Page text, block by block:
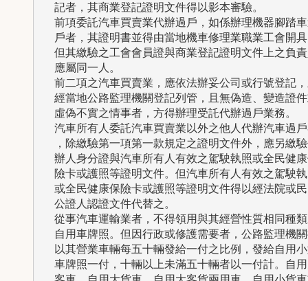
  記者，其商業登記證明文件得以影本審驗。
前項委託汽車買賣業代辦過戶，如係辦理機器腳踏
戶者，其證明書並得由當地機車修理業職業工會開
但其繳驗之工會會員證與商業登記證明文件上之負
  應屬同一人。
前二項之汽車買賣業，應依法辦妥公司或行號登記
經當地公路監理機關登記列管，且無偽造、變造證
  虛偽不實之情事者，方得辦理受託代辦過戶業務。
汽車所有人委託汽車買賣業以外之他人代辦汽車過
，除繳驗第一項第一款規定之證明文件外，應另繳
辦人身分證與汽車所有人有效之駕駛執照或全民健
險卡或護照等證明文件。但汽車所有人有效之駕駛
或全民健康保險卡或護照等證明文件得以經法院或
  公證人認證文件代替之。
從事汽車運輸業者，不得領用與其經營性質相同種
自用車牌照。但因行政或修護需要者，公路監理機
以其營業車輛每五十輛發給一付之比例，發給自用
車牌照一付，十輛以上未滿五十輛者以一付計。自